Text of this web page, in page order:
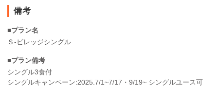
備考
■プラン名
Ｓ-ビレッジシングル
■プラン備考
シングル3食付
シングルキャンペーン:2025.7/1~7/17・9/19~ シングルユース可